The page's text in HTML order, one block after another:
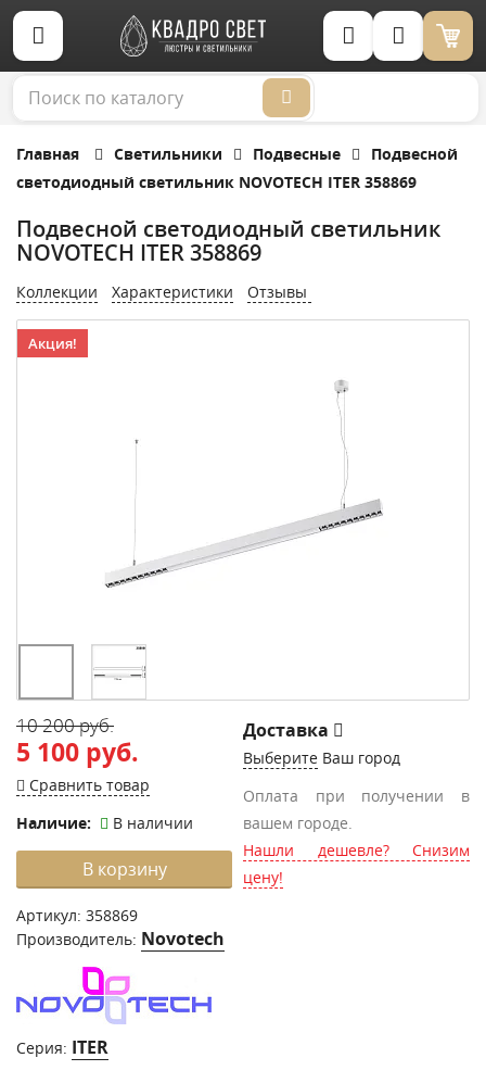
Корзина (0)
Главная Светильники Подвесные
Подвесной
светодиодный светильник NOVOTECH ITER 358869
Подвесной светодиодный светильник
NOVOTECH ITER 358869
Коллекции Характеристики Отзывы
Акция!
10 200 руб.
5 100 руб.
Сравнить товар
Наличие:
В наличии
В корзину
Артикул: 358869
Производитель: Novotech
Серия: ITER
Доставка
Выберите Ваш город
Оплата при получении в
вашем городе.
Нашли дешевле? Снизим
цену!